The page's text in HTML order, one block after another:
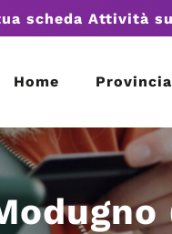
scheda Attività
Home Provincia